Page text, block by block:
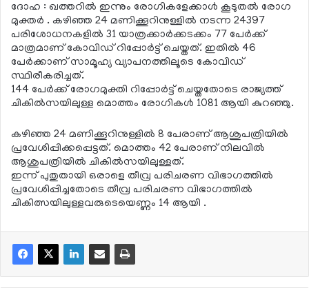
ദോഹ : ഖത്തറില്‍ ഇന്നും രോഗികളേക്കാള്‍ കൂടുതല്‍ രോഗ
മുക്തര്‍ . കഴിഞ്ഞ 24 മണിക്കൂറിനുള്ളില്‍ നടന്ന 24397
പരിശോധനകളില്‍ 31 യാത്രക്കാര്‍ക്കടക്കം 77 പേര്‍ക്ക്
മാത്രമാണ് കോവിഡ് റിപ്പോര്‍ട്ട് ചെയ്തത്. ഇതില്‍ 46
പേര്‍ക്കാണ് സാമൂഹ്യ വ്യാപനത്തിലൂടെ കോവിഡ്
സ്ഥിരീകരിച്ചത്.
144 പേര്‍ക്ക് രോഗമുക്തി റിപ്പോര്‍ട്ട് ചെയ്തതോടെ രാജ്യത്ത്
ചികില്‍സയിലുള്ള മൊത്തം രോഗികള്‍ 1081 ആയി കുറഞ്ഞു.
കഴിഞ്ഞ 24 മണിക്കൂറിനുള്ളില്‍ 8 പേരാണ് ആശുപത്രിയില്‍
പ്രവേശിപ്പിക്കപ്പെട്ടത്. മൊത്തം 42 പേരാണ് നിലവില്‍
ആശുപത്രിയില്‍ ചികില്‍സയിലുള്ളത്.
ഇന്ന് പുതുതായി ഒരാളെ തീവ്ര പരിചരണ വിഭാഗത്തില്‍
പ്രവേശിപ്പിച്ചതോടെ തീവ്ര പരിചരണ വിഭാഗത്തില്‍
ചികിത്സയിലുള്ളവരുടെയെണ്ണം 14 ആയി .